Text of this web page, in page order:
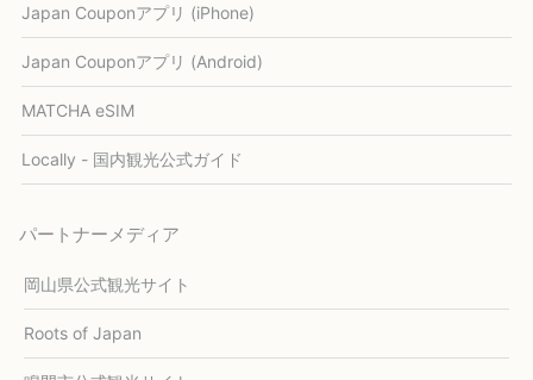
Japan Couponアプリ (iPhone)
Japan Couponアプリ (Android)
MATCHA eSIM
Locally - 国内観光公式ガイド
パートナーメディア
岡山県公式観光サイト
Roots of Japan